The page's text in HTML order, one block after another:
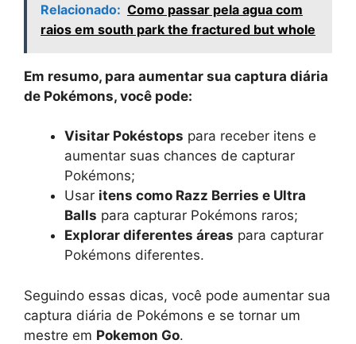
Relacionado: Como passar pela agua com
raios em south park the fractured but whole
Em resumo, para aumentar sua captura diária
de Pokémons, você pode:
Visitar Pokéstops para receber itens e
aumentar suas chances de capturar
Pokémons;
Usar itens como Razz Berries e Ultra
Balls para capturar Pokémons raros;
Explorar diferentes áreas para capturar
Pokémons diferentes.
Seguindo essas dicas, você pode aumentar sua
captura diária de Pokémons e se tornar um
mestre em Pokemon Go.